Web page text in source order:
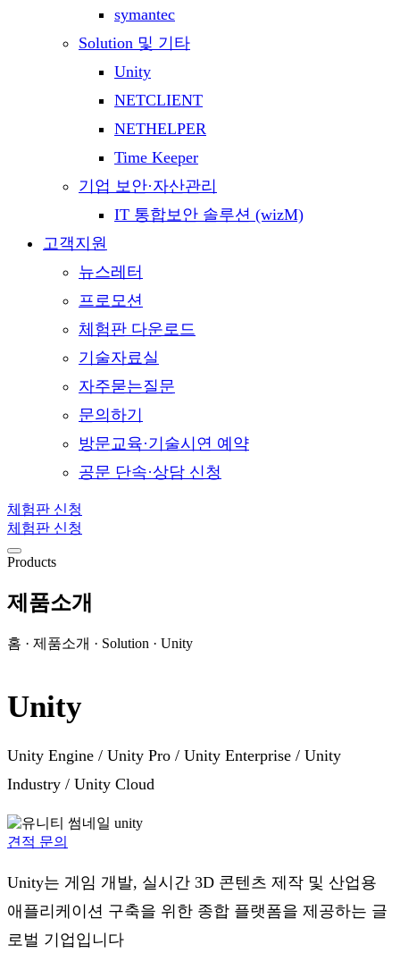
symantec
Solution 및 기타
Unity
NETCLIENT
NETHELPER
Time Keeper
기업 보안·자산관리
IT 통합보안 솔루션 (wizM)
고객지원
뉴스레터
프로모션
체험판 다운로드
기술자료실
자주묻는질문
문의하기
방문교육·기술시연 예약
공문 단속·상담 신청
체험판 신청
체험판 신청
Products
제품소개
홈 · 제품소개 · Solution · Unity
Unity
Unity Engine / Unity Pro / Unity Enterprise / Unity
Industry / Unity Cloud
견적 문의
Unity는 게임 개발, 실시간 3D 콘텐츠 제작 및 산업용
애플리케이션 구축을 위한 종합 플랫폼을 제공하는 글
로벌 기업입니다